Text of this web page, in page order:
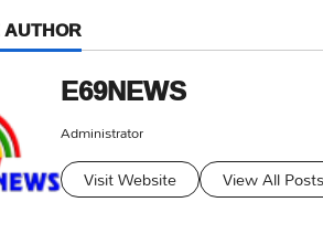
E69NEWS
Administrator
Visit Website View All Posts